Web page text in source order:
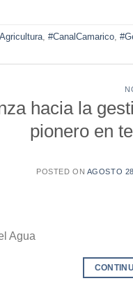
#CanalCamarico
hacia la
pionero en
POSTED ON AGOSTO
Agua